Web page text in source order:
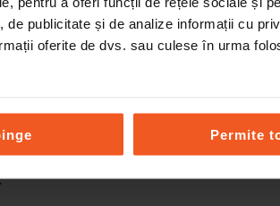
publicitate și de analize informații cu
oferite de dvs. sau culese în urma
Permite
situație. Totuși, am nevoie să îmi